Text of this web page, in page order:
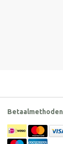
Betaalmethoden